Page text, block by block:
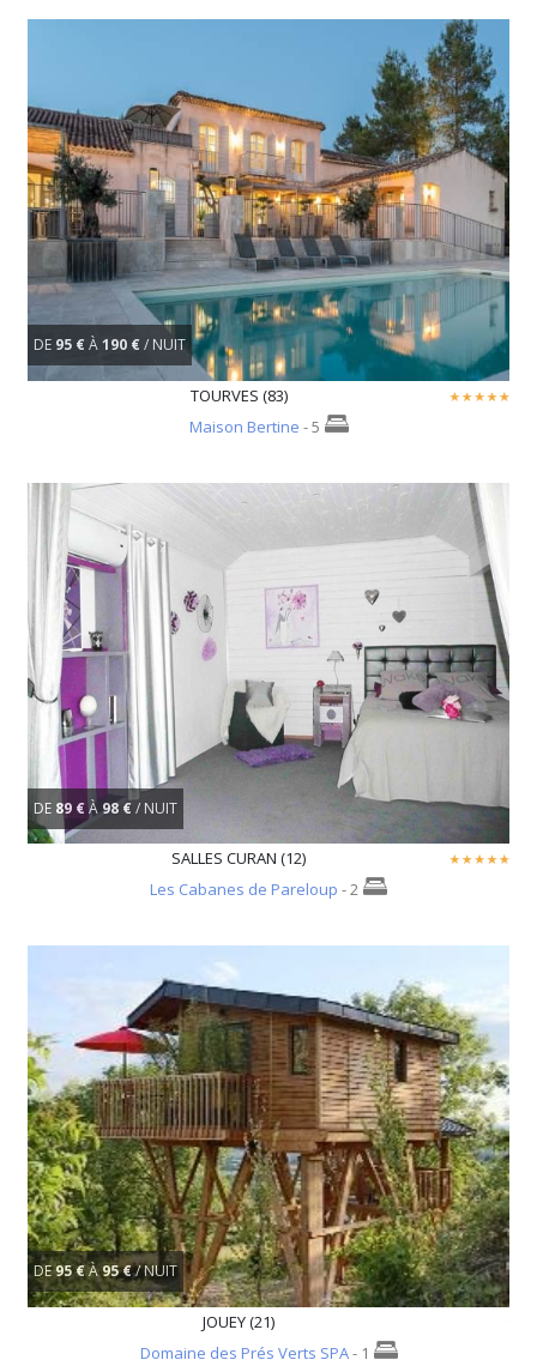
DE 95 €À190 €/ NUIT
TOURVES (83)
Maison Bertine - 5
DE 89 €À98 €/ NUIT
SALLES CURAN (12)
Les Cabanes de Pareloup - 2
DE95 €À95 €/ NUIT
JOUEY (21)
Domaine des Prés Verts SPA- 1